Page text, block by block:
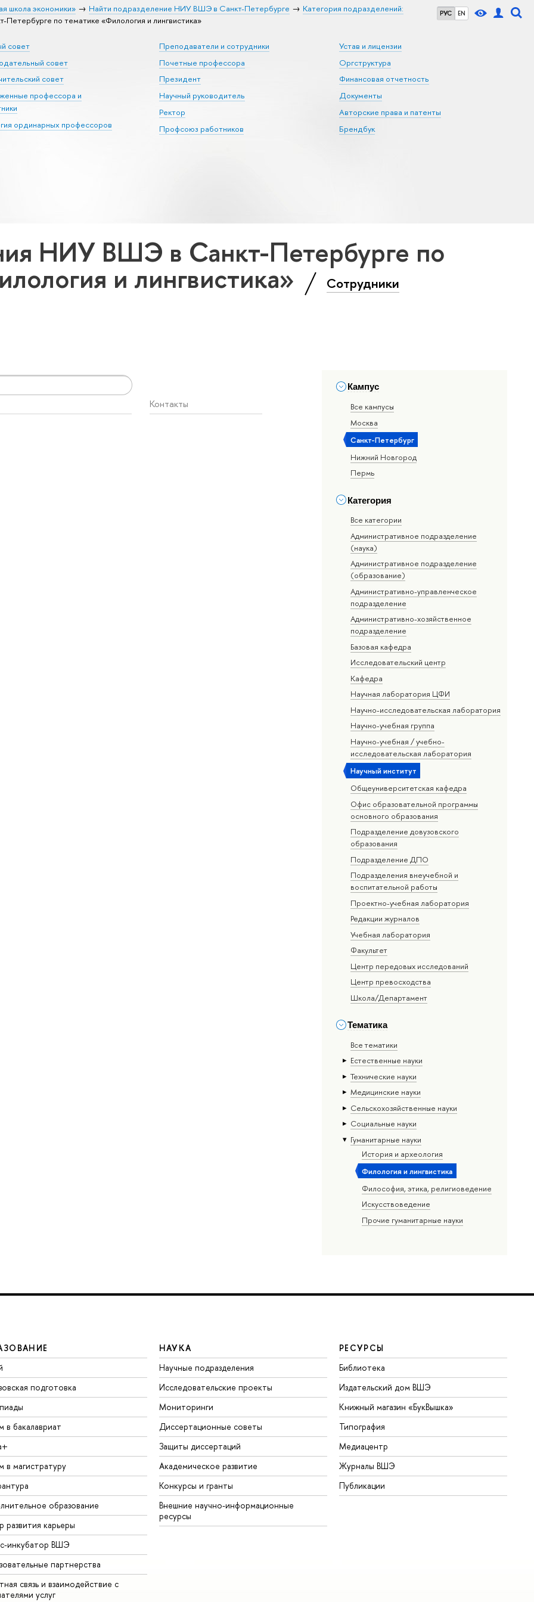
РУС EN
школа экономики» Найти подразделение НИУ ВШЭ в Санкт-Петербурге
Категория подразделений:
по тематике «Филология и лингвистика»
совет
совет
совет
профессора и
ординарных профессоров
Преподаватели и сотрудники
Почетные профессора
Президент
Научный руководитель
Ректор
Профсоюз работников
Устав и лицензии
Оргструктура
Финансовая отчетность
Документы
Авторские права и патенты
Брендбук
НИУ ВШЭ в Санкт-Петербурге по
и лингвистика» Сотрудники
Кампус
Все кампусы
Москва
Санкт-Петербург
Нижний Новгород
Пермь
Категория
Все категории
Административное подразделение
(наука)
Административное подразделение
(образование)
Административно-управленческое
подразделение
Административно-хозяйственное
подразделение
Базовая кафедра
Исследовательский центр
Кафедра
Научная лаборатория ЦФИ
Научно-исследовательская лаборатория
Научно-учебная группа
Научно-учебная / учебно-
исследовательская лаборатория
Научный институт
Общеуниверситетская кафедра
Офис образовательной программы
основного образования
Подразделение довузовского
образования
Подразделение ДПО
Подразделения внеучебной и
воспитательной работы
Проектно-учебная лаборатория
Редакции журналов
Учебная лаборатория
Факультет
Центр передовых исследований
Центр превосходства
Школа/Департамент
Тематика
Все тематики
Естественные науки
Тех­ничес­кие науки
Медицинские науки
Сельскохозяйственные науки
Социальные науки
Гуманитарные науки
История и археология
Филология и лингвистика
Философия, этика, религиоведение
Искусствоведение
Прочие гуманитарные науки
Контакты
подготовка
в бакалавриат
в магистратуру
образование
развития карьеры
инкубатор ВШЭ
партнерства
связь и взаимодействие с
услуг
НАУКА
Научные подразделения
Исследовательские проекты
Мониторинги
Диссертационные советы
Защиты диссертаций
Академическое развитие
Конкурсы и гранты
Внешние научно-информационные
ресурсы
РЕСУРСЫ
Библиотека
Издательский дом ВШЭ
Книжный магазин «БукВышка»
Типография
Медиацентр
Журналы ВШЭ
Публикации